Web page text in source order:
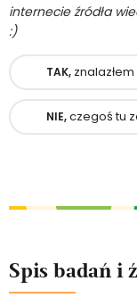
internecie źródła
:)
TAK,
NIE,czegoś tu
Spis badań i